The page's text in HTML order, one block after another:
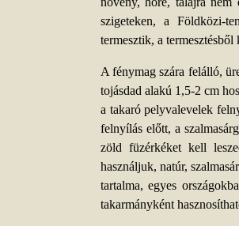
szigeteken, a Földközi-
termesztik, a
A fénymag szára felálló,
tojásdad alakú 1,5-2 cm
a takaró pelyvalevelek
felnyílás előtt, a
zöld füzérkéket kell
használjuk, natúr,
tartalma, egyes
takarmányként